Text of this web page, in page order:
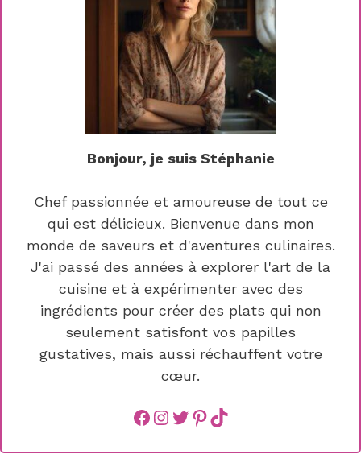
Bonjour, je suis Stéphanie
Chef passionnée et amoureuse de tout ce
qui est délicieux. Bienvenue dans mon
monde de saveurs et d'aventures culinaires.
J'ai passé des années à explorer l'art de la
cuisine et à expérimenter avec des
ingrédients pour créer des plats qui non
seulement satisfont vos papilles
gustatives, mais aussi réchauffent votre
cœur.
Facebook
instagram
Twitter
Pinterest
TikTok